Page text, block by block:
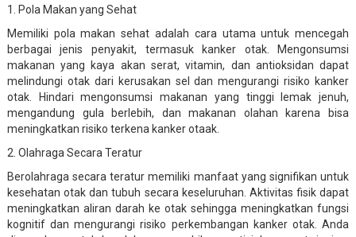
1. Pola Makan yang Sehat
Memiliki pola makan sehat adalah cara utama untuk mencegah
berbagai jenis penyakit, termasuk kanker otak. Mengonsumsi
makanan yang kaya akan serat, vitamin, dan antioksidan dapat
melindungi otak dari kerusakan sel dan mengurangi risiko kanker
otak. Hindari mengonsumsi makanan yang tinggi lemak jenuh,
mengandung gula berlebih, dan makanan olahan karena bisa
meningkatkan risiko terkena kanker otaak.
2. Olahraga Secara Teratur
Berolahraga secara teratur memiliki manfaat yang signifikan untuk
kesehatan otak dan tubuh secara keseluruhan. Aktivitas fisik dapat
meningkatkan aliran darah ke otak sehingga meningkatkan fungsi
kognitif dan mengurangi risiko perkembangan kanker otak. Anda